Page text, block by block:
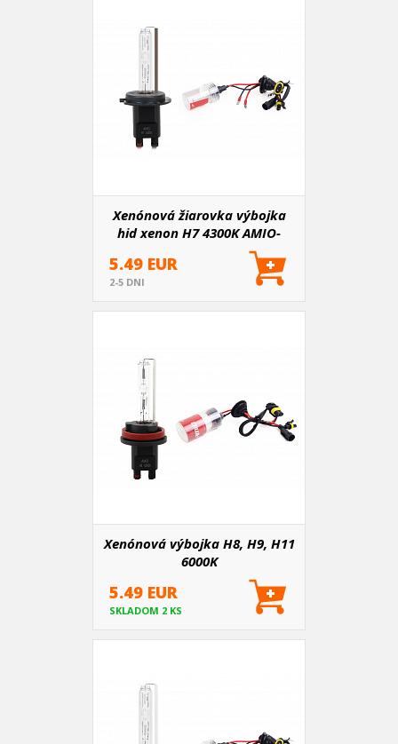
Xenónová žiarovka výbojka
hid xenon H7 4300K AMIO-
5.49 EUR
2-5 DNI
Xenónová výbojka H8, H9, H11
6000K
5.49 EUR
SKLADOM 2 KS